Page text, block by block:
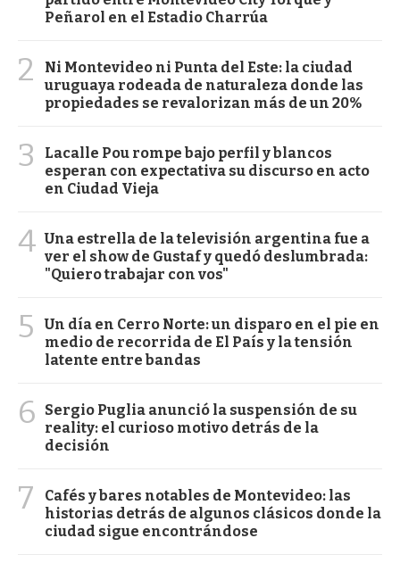
Peñarol en el Estadio Charrúa
2
Ni Montevideo ni Punta del Este: la ciudad
uruguaya rodeada de naturaleza donde las
propiedades se revalorizan más de un 20%
3
Lacalle Pou rompe bajo perfil y blancos
esperan con expectativa su discurso en acto
en Ciudad Vieja
4 Una estrella de la televisión argentina fue a
ver el show de Gustaf y quedó deslumbrada:
"Quiero trabajar con vos"
5
Un día en Cerro Norte: un disparo en el pie en
medio de recorrida de El País y la tensión
latente entre bandas
6
Sergio Puglia anunció la suspensión de su
reality: el curioso motivo detrás de la
decisión
7
Cafés y bares notables de Montevideo: las
historias detrás de algunos clásicos donde la
ciudad sigue encontrándose